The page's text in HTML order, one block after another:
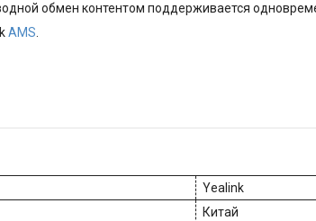
обмен контентом поддерживается
AMS.
Yealink
Китай